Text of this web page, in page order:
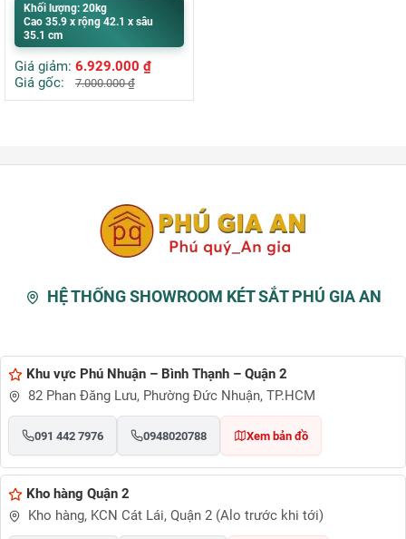
Khối lượng: 20kg
Cao 35.9 x rộng 42.1 x sâu
35.1 cm
Giá giảm: 6.929.000 ₫
Giá gốc:
7.000.000₫
HỆ THỐNG SHOWROOM KÉT SẮT PHÚ GIA AN
Khu vực Phú Nhuận – Bình Thạnh – Quận 2
82 Phan Đăng Lưu, Phường Đức Nhuận, TP.HCM
091 442 7976 0948020788 Xem bản đồ
Kho hàng Quận 2
Kho hàng, KCN Cát Lái, Quận 2 (Alo trước khi tới)